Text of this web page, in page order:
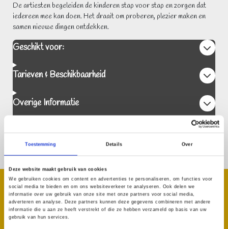
Toestemming Details Over
Deze website maakt gebruik van cookies
We gebruiken cookies om content en advertenties te personaliseren, om functies voor
social media te bieden en om ons websiteverkeer te analyseren. Ook delen we
informatie over uw gebruik van onze site met onze partners voor social media,
adverteren en analyse. Deze partners kunnen deze gegevens combineren met andere
informatie die u aan ze heeft verstrekt of die ze hebben verzameld op basis van uw
gebruik van hun services.
De artiesten begeleiden de kinderen stap voor stap en zorgen dat
iedereen mee kan doen. Het draait om proberen, plezier maken en
samen nieuwe dingen ontdekken.
Geschikt voor:
Tarieven & Beschikbaarheid
Overige Informatie
Benieuwd naar de mogelijkheden? Neem vrijblijvend contact met ons
op!
Onze Trotse Partners
Verwijks Gebakkraam Centrum Apeldoorn